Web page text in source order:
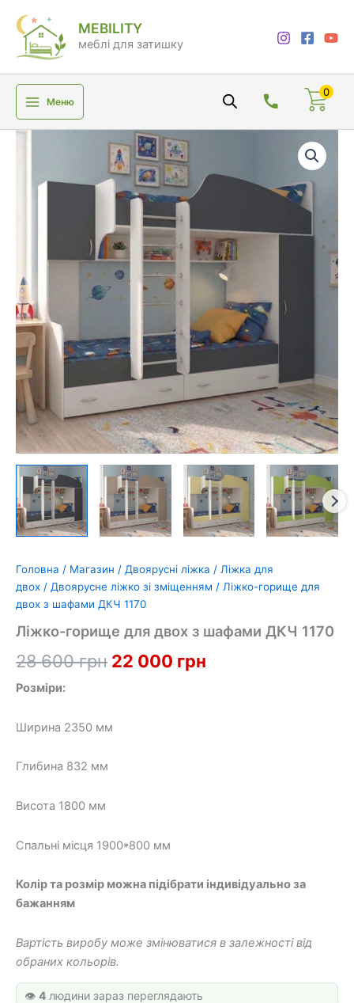
вмісту
MEBILITY
меблі для затишку
Меню
0
Головна / Магазин / Двоярусні ліжка / Ліжка для
двох / Двоярусне ліжко зі зміщенням / Ліжко-горище для
двох з шафами ДКЧ 1170
Ліжко-горище для двох з шафами ДКЧ 1170
28 600грн Оригінальна
22 000 грн
Розміри:
Ширина 2350 мм
Глибина 832 мм
Висота 1800 мм
Спальні місця 1900*800 мм
Колір та розмір можна підібрати індивідуально за
бажанням
Вартість виробу може змінюватися в залежності від
обраних кольорів.
👁️ 4 людини зараз переглядають